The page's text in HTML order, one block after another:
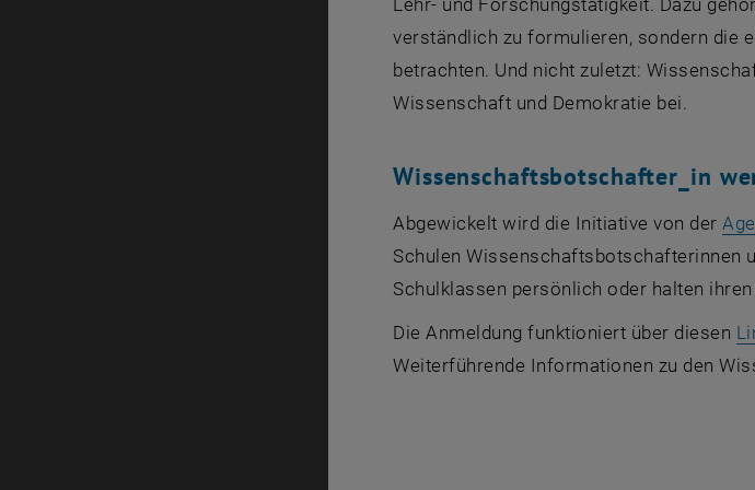
verständlich zu formulieren, sondern die
betrachten. Und nicht zuletzt:
Wissenschaft und Demokratie bei.
Wissenschaftsbotschafter_in
Abgewickelt wird die Initiative von der
Schulen Wissenschaftsbotschafterinnen
Schulklassen persönlich oder halten ihren
Die Anmeldung funktioniert über diesen
Weiterführende Informationen zu den